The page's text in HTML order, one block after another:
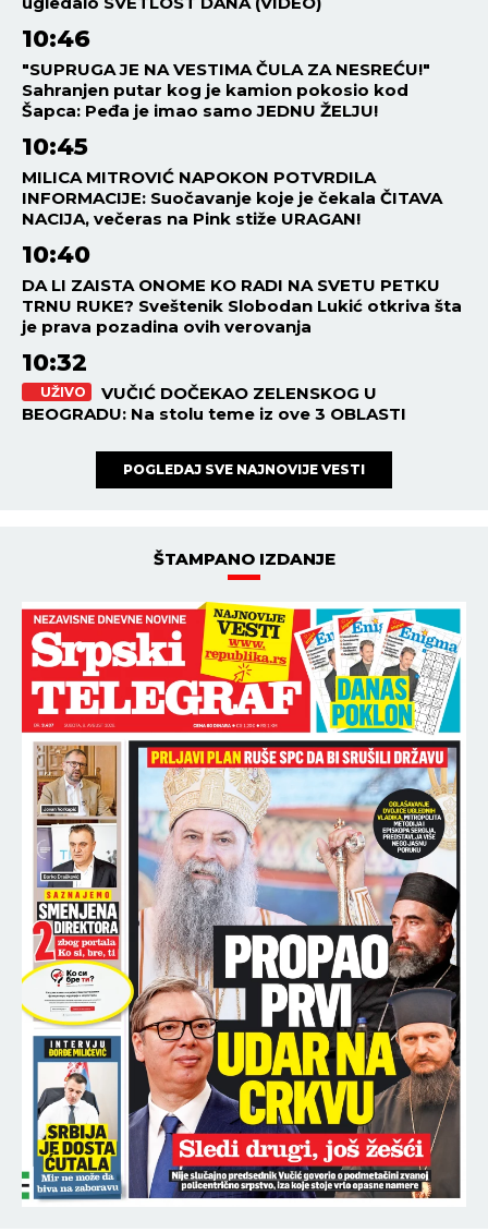
10:46
"SUPRUGA JE NA VESTIMA ČULA ZA NESREĆU!"
Sahranjen putar kog je kamion pokosio kod
Šapca: Peđa je imao samo JEDNU ŽELJU!
10:45
MILICA MITROVIĆ NAPOKON POTVRDILA
INFORMACIJE: Suočavanje koje je čekala ČITAVA
NACIJA, večeras na Pink stiže URAGAN!
10:40
DA LI ZAISTA ONOME KO RADI NA SVETU PETKU
TRNU RUKE? Sveštenik Slobodan Lukić otkriva šta
je prava pozadina ovih verovanja
10:32
UŽIVO
VUČIĆ DOČEKAO ZELENSKOG U
BEOGRADU: Na stolu teme iz ove 3 OBLASTI
POGLEDAJ SVE NAJNOVIJE VESTI
ŠTAMPANO IZDANJE